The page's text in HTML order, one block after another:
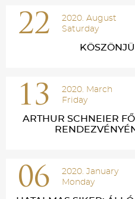
22
2020. August
Saturday
13
2020. March
Friday
ARTHUR SCHNEIER
06
2020. January
Monday